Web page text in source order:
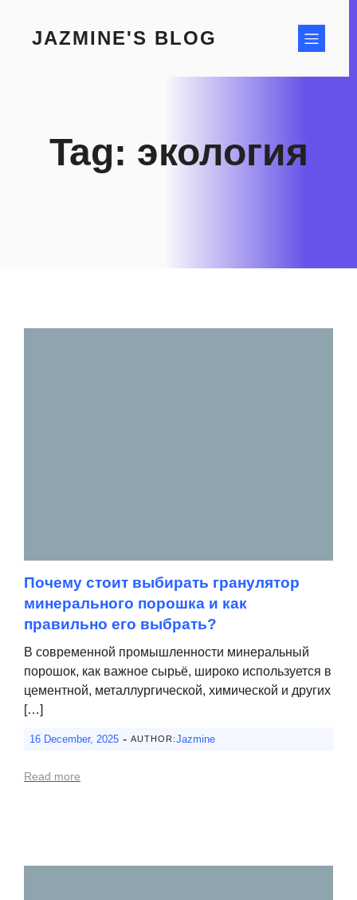
contentJAZMINE'S BLOG
Tag: экология
Почему стоит выбирать гранулятор
минерального порошка и как
правильно его выбрать?
В современной промышленности минеральный
порошок, как важное сырьё, широко используется в
цементной, металлургической, химической и других
[…]
16 December, 2025 - AUTHOR:Jazmine
Read more